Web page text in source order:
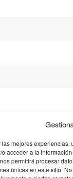
las mejores
acceder a la
permitirá procesar
únicas en este sitio.